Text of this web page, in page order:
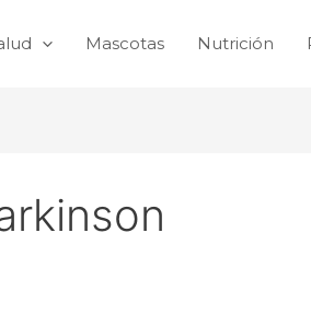
Mascotas Nutrición